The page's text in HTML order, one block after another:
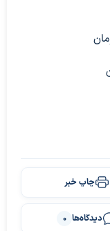
چاپ خبر
دیدگاه‌ها 0